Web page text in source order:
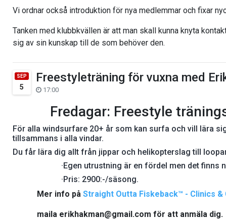
Vi ordnar också introduktion för nya medlemmar och fixar
Tanken med klubbkvällen är att man skall kunna knyta
sig av sin kunskap till de som behöver den.
SEP
5
Freestyleträning för vuxna med
17:00
Fredagar: Freestyle
För alla windsurfare 20+ år som kan surfa och vill lära
tillsammans i alla vindar.
Du får lära dig allt från jippar och helikopterslag till
·Egen utrustning är en fördel men det finns
·Pris: 2900:-/säsong.
Mer info på Straight Outta Fiskeback™ - Clinics &
maila erikhakman@gmail.com för att anmäla dig.